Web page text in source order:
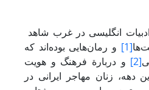
انگلیسی در غرب شاهد
[1]
و رمان‌هایی بوده‌اند که
[2]
و دربارة فرهنگ و هویت
دهه، زنان مهاجر ایرانی در